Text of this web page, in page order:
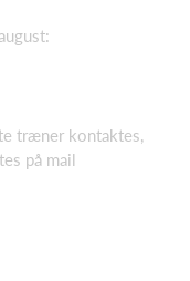
træner kontaktes,
på mail